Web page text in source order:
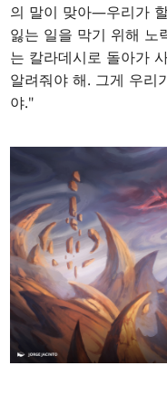
의 말이 맞아—우리가
잃는 일을 막기 위해 노
는 칼라데시로 돌아가
알려줘야 해. 그게 우리
야."